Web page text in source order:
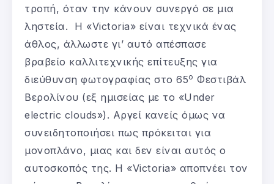
τροπή, όταν την κάνουν συνεργό σε μια
ληστεία. Η «Victoria» είναι τεχνικά ένας
άθλος, άλλωστε γι’ αυτό απέσπασε
βραβείο καλλιτεχνικής επίτευξης για
διεύθυνση φωτογραφίας στο 65ο Φεστιβάλ
Βερολίνου (εξ ημισείας με το «Under
electric clouds»). Αργεί κανείς όμως να
συνειδητοποιήσει πως πρόκειται για
μονοπλάνο, μιας και δεν είναι αυτός ο
αυτοσκοπός της. Η «Victoria» αποπνέει τον